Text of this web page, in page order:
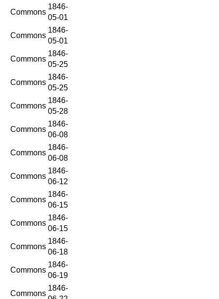
Commons
1846-
05-01
Commons
1846-
05-01
Commons
1846-
05-25
Commons
1846-
05-25
Commons
1846-
05-28
Commons
1846-
06-08
Commons
1846-
06-08
Commons
1846-
06-12
Commons
1846-
06-15
Commons
1846-
06-15
Commons
1846-
06-18
Commons
1846-
06-19
Commons
1846-